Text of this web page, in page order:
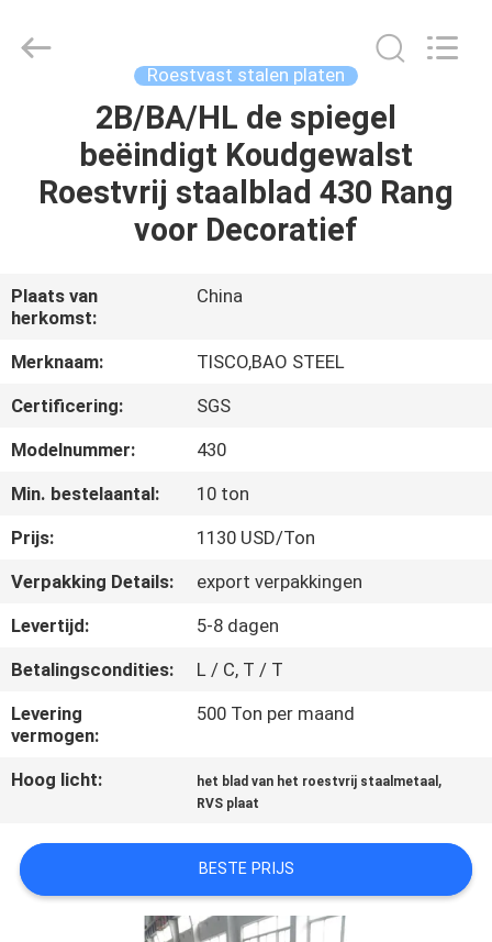
PRODUCTEN
ONS
FABRIEKSREIS
KWALITEITSCONTROLE
CONTACTEER
ONS
NIEUWS
GEVALLEN
COMPANY
NEWS
SITEMAP
INDUSTRIAL
LIMITED.
Roestvast stalen platen
2B/BA/HL de spiegel
beëindigt Koudgewalst
Roestvrij staalblad 430 Rang
voor Decoratief
Plaats van
herkomst:
China
Merknaam:
TISCO,BAO STEEL
Certificering:
SGS
Modelnummer:
430
Min. bestelaantal:
10 ton
Prijs:
1130 USD/Ton
Verpakking Details:
export verpakkingen
Levertijd:
5-8 dagen
Betalingscondities:
L / C, T / T
Levering
vermogen:
500 Ton per maand
Hoog licht: het blad van het roestvrij staalmetaal ,
RVS plaat
BESTE PRIJS